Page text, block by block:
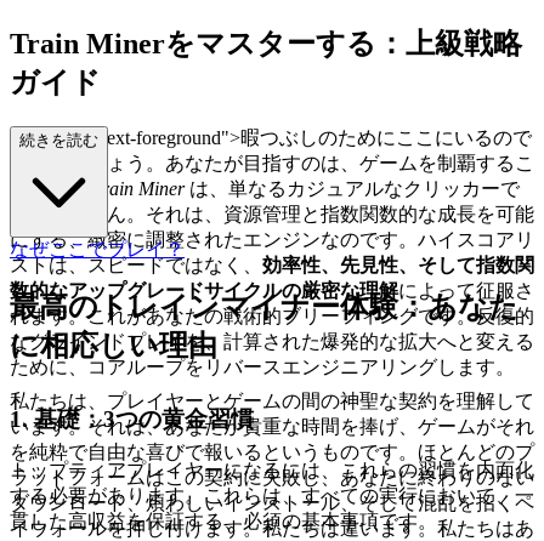
Train Minerをマスターする：上級戦略
ガイド
lass="mb-4 text-foreground">暇つぶしのためにここにいるので
はないでしょう。あなたが目指すのは、ゲームを制覇するこ
とです。
Train Minerは、単なるカジュアルなクリッカーで
はありません。それは、資源管理と指数関数的な成長を可能
にする、緻密に調整されたエンジンなのです。ハイスコアリ
ストは、スピードではなく、 効率性、先見性、そして指数関
数的なアップグレードサイクルの厳密な理解によって征服さ
れます。これがあなたの戦術的ブリーフィングです。反復的
なグラインドプレイを、計算された爆発的な拡大へと変える
ために、コアループをリバースエンジニアリングします。
1. 基礎：3つの黄金習慣
トップティアプレイヤーになるには、これらの習慣を内面化
する必要があります。これらは、すべての実行において、一
貫した高収益を保証する、必須の基本事項です。
続きを読む
なぜここでプレイ？
最高のトレインマイナー体験：あなた
に相応しい理由
私たちは、プレイヤーとゲームの間の神聖な契約を理解して
います。それは、あなたが貴重な時間を捧げ、ゲームがそれ
を純粋で自由な喜びで報いるというものです。ほとんどのプ
ラットフォームはこの契約に失敗し、あなたに終わりのない
ダウンロード、煩わしいインストール、そして混乱を招くペ
イウォールを押し付けます。私たちは違います。私たちはあ